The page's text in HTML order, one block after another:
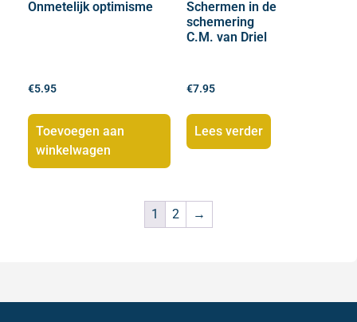
Onmetelijk optimisme
€5.95
Toevoegen aan
winkelwagen
Schermen in de
schemering
C.M. van Driel
€7.95
Lees verder
1 2 →